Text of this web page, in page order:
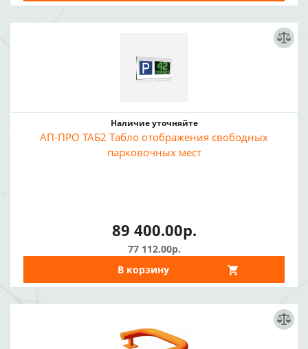
Наличие уточняйте
АП-ПРО ТАБ2 Табло отображения свободных
парковочных мест
89 400.00р.
77 112.00р.
В корзину